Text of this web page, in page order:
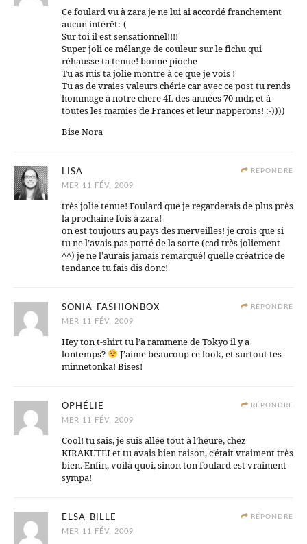
Ce foulard vu à zara je ne lui ai accordé franchement
aucun intérêt:-(
Sur toi il est sensationnel!!!!
Super joli ce mélange de couleur sur le fichu qui
réhausse ta tenue! bonne pioche
Tu as mis ta jolie montre à ce que je vois !
Tu as de vraies valeurs chérie car avec ce post tu rends
hommage à notre chere 4L des années 70 mdr, et à
toutes les mamies de Frances et leur napperons! :-))))
Bise Nora
RÉPONDRE
LISA
MER 11 FÉV, 2009
très jolie tenue! Foulard que je regarderais de plus près
la prochaine fois à zara!
on est toujours au pays des merveilles! je crois que si
tu ne l’avais pas porté de la sorte (cad très joliement
^^) je ne l’aurais jamais remarqué! quelle créatrice de
tendance tu fais dis donc!
RÉPONDRE
SONIA-FASHIONBOX
MER 11 FÉV, 2009
Hey ton t-shirt tu l’a rammene de Tokyo il y a
lontemps?
J’aime beaucoup ce look, et surtout tes
minnetonka! Bises!
RÉPONDRE
OPHÉLIE
MER 11 FÉV, 2009
Cool! tu sais, je suis allée tout à l’heure, chez
KIRAKUTEI et tu avais bien raison, c’était vraiment très
bien. Enfin, voilà quoi, sinon ton foulard est vraiment
sympa!
RÉPONDRE
ELSA-BILLE
MER 11 FÉV, 2009